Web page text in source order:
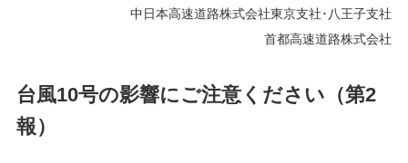
中日本高速道路株式会社東京支社･八王子支社
首都高速道路株式会社
台風10号の影響にご注意ください（第2
報）